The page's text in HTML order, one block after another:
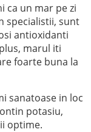
ca un mar pe zi
specialistii, sunt
antioxidanti
marul iti
foarte buna la
sanatoase in loc
potasiu,
optime.